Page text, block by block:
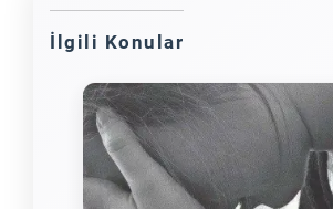
İlgili Konular